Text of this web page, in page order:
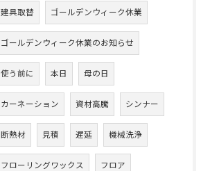
建具取替 ゴールデンウィーク休業
ゴールデンウィーク休業のお知らせ
使う前に 本日 母の日
カーネーション 資材高騰 シンナー
断熱材 見積 遅延 機械洗浄
フローリングワックス フロア